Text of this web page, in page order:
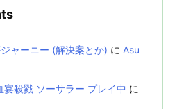
ャーニー (解決案とか) に Asu
殺戮 ソーサラー プレイ中 に